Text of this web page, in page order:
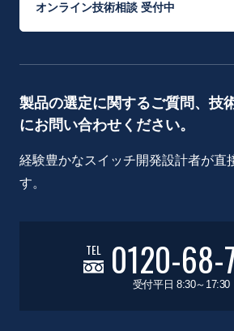
オンライン技術相談 受付中
製品の選定に関するご質問、技
にお問い合わせください。
経験豊かなスイッチ開発設計者が直
す。
TEL 0120-68-
受付平日 8:30～17:30